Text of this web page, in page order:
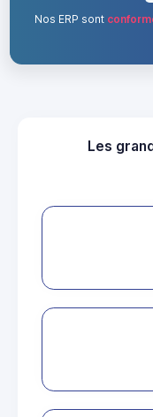
Nos ERP sont
Les